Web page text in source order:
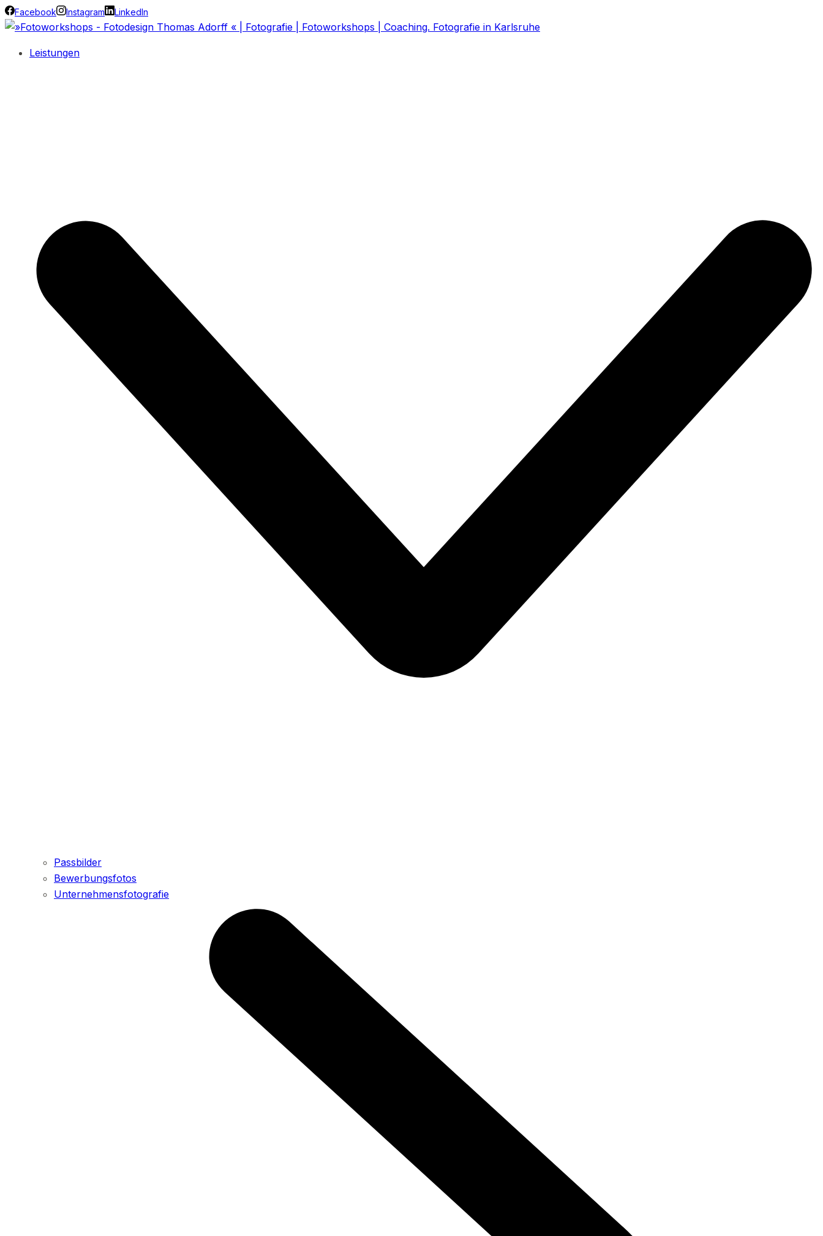
Facebook Instagram LinkedIn
Leistungen
Passbilder
Bewerbungsfotos
Unternehmensfotografie